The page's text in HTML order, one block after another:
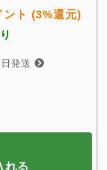
ント (3%還元)
発送
れる